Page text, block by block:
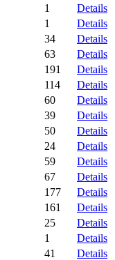
1
Details
1
Details
34
Details
63
Details
191
Details
114
Details
60
Details
39
Details
50
Details
24
Details
59
Details
67
Details
177
Details
161
Details
25
Details
1
Details
41 Details